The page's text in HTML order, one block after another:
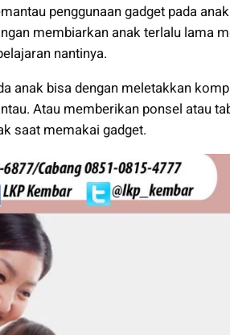
penggunaan gadget pada
membiarkan anak terlalu lama
nantinya.
anak bisa dengan meletakkan
Atau memberikan ponsel atau
saat memakai gadget.